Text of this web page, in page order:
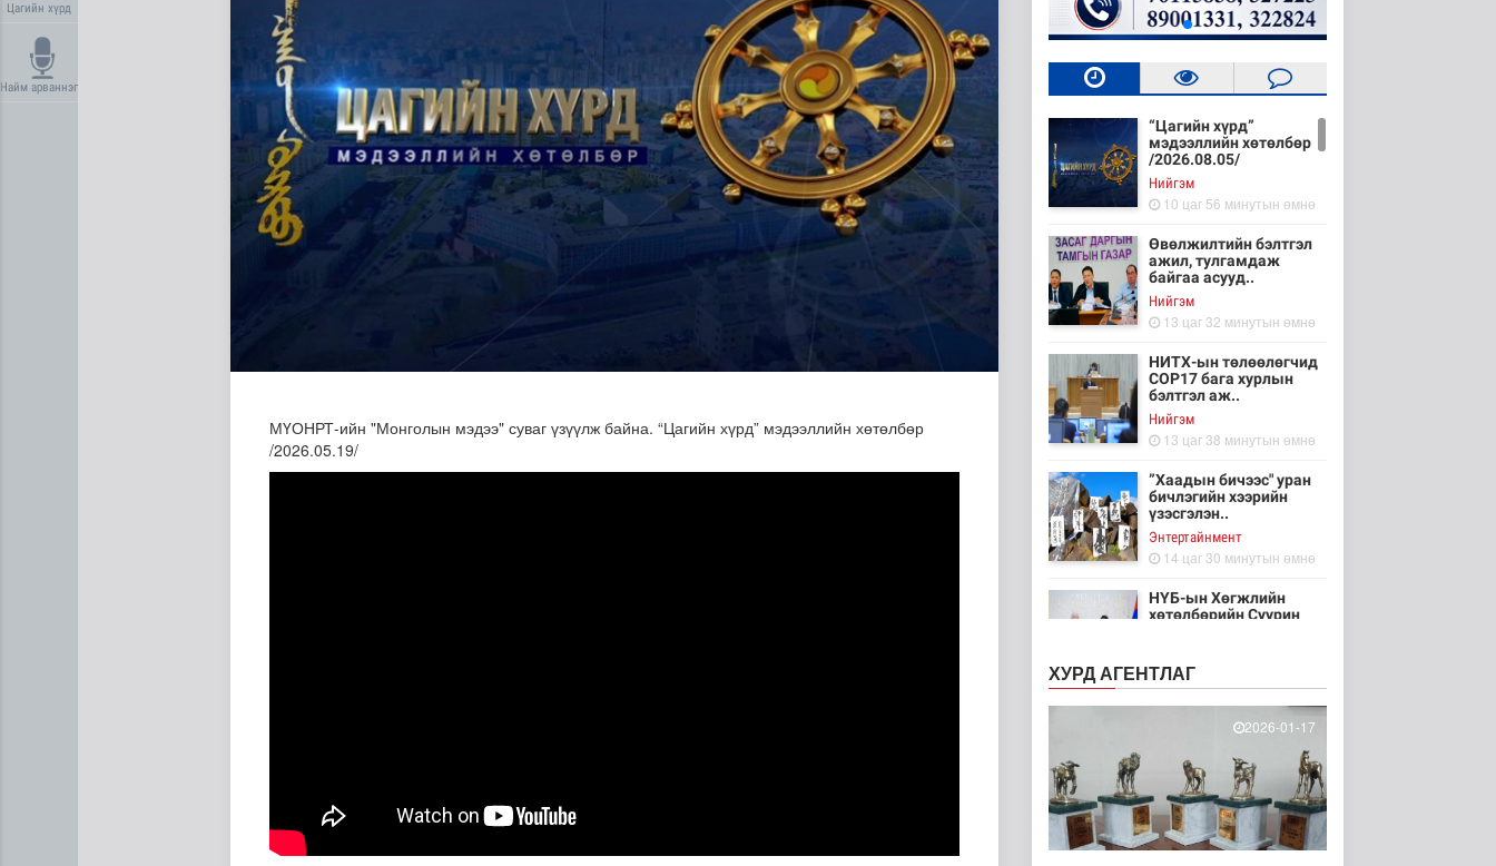
Цагийн хүрд
Найм арваннэг
НИТХ-ын төлөөлөгчид COP17 бага хурлын бэлтгэл ажлын талаар мэдээлэл сонслоо
МҮОНРТ-ийн "Монголын мэдээ" суваг үзүүлж байна. “Цагийн хүрд” мэдээллийн хөтөлбөр
/2026.05.19/
“Цагийн хүрд”
мэдээллийн хөтөлбөр
/2026.08.05/
Нийгэм
10 цаг 56 минутын өмнө
Өвөлжилтийн бэлтгэл
ажил, тулгамдаж
байгаа асууд..
Нийгэм
13 цаг 32 минутын өмнө
НИТХ-ын төлөөлөгчид
COP17 бага хурлын
бэлтгэл аж..
Нийгэм
13 цаг 38 минутын өмнө
”Хаадын бичээс" уран
бичлэгийн хээрийн
үзэсгэлэн..
Энтертайнмент
14 цаг 30 минутын өмнө
НҮБ-ын Хөгжлийн
хөтөлбөрийн Суурин
14 цаг 41 минутын өмнө
материал” нийлүүлэх
Нийгэм
14 цаг 10 минутын өмнө
“Улаанбаатар трам”
төслийг бүрэн
ХУРД АГЕНТЛАГ
2026-01-17